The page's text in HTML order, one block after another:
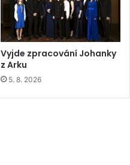
Vyjde zpracování Johanky
z Arku
5. 8. 2026